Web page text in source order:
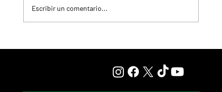
Escribir un comentario...